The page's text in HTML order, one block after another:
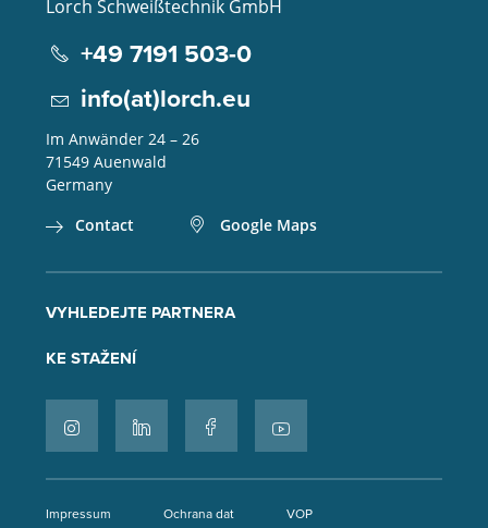
Lorch Schweißtechnik GmbH
+49 7191 503-0
info(at)lorch.eu
Im Anwänder 24 – 26
71549 Auenwald
Germany
Contact
Google Maps
VYHLEDEJTE PARTNERA
KE STAŽENÍ
Impressum Ochrana dat VOP